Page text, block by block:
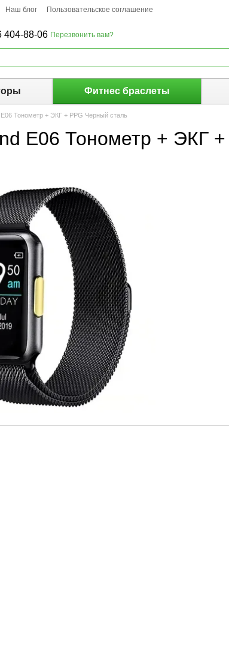
Наш блог Пользовательское соглашение
404-88-06 Перезвонить вам?
Фитнес браслеты
Тонометр + ЭКГ + PPG Черный сталь
E06 Тонометр + ЭКГ